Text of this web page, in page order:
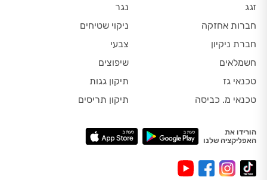
זגג
חברות אחזקה
חברת ניקיון
חשמלאים
טכנאי גז
טכנאי מ. כביסה
נגר
ניקוי שטיחים
צבעי
שיפוצים
תיקון גגות
תיקון תריסים
הורידו את
האפליקציה שלנו